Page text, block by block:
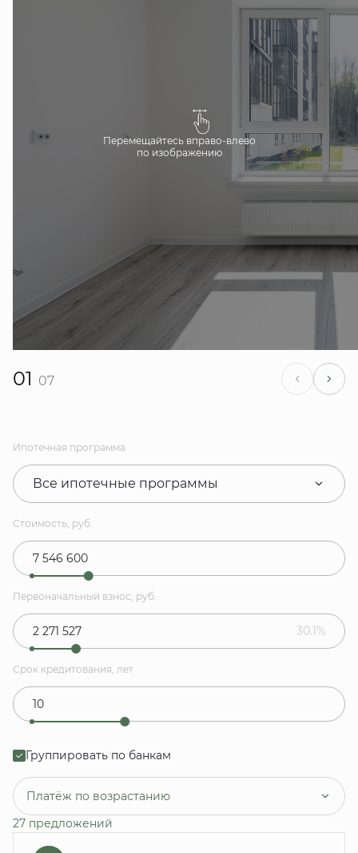
Перемещайтесь вправо-влево
по изображению
01 07
Ипотечная программа
Все ипотечные программы
Стоимость, руб.
Первоначальный взнос, руб.
30.1%
Срок кредитования, лет
Группировать по банкам
Платёж по возрастанию
27 предложений